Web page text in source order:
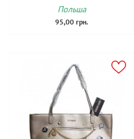
Польша
95,00 грн.